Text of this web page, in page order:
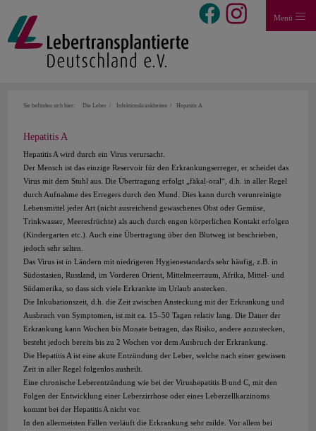
Menü
Sie befinden sich hier: Die Leber Infektionskrankheiten Hepatitis A
Hepatitis A
Hepatitis A wird durch ein Virus verursacht.
Der Mensch ist das einzige Reservoir für den Erkrankungserreger, er scheidet das
Virus mit dem Stuhl aus. Die Übertragung erfolgt „fäkal-oral“, d.h. in aller Regel
durch Aufnahme des Erregers durch den Mund. Dies kann durch verunreinigte
Lebensmittel jeder Art (nicht ausreichend gewaschenes Obst oder Gemüse,
Trinkwasser, Meeresfrüchte) als auch durch engen körperlichen Kontakt erfolgen
(Kindergarten etc.). Auch eine Übertragung über den Blutweg ist beschrieben,
jedoch sehr selten.
Das Virus ist in Ländern mit niedrigeren Hygienestandards sehr häufig, z.B. in
Südostasien, Russland, im Vorderen Orient, Mittelmeerraum, Afrika, Mittel- und
Südamerika, so dass sich viele Erkrankte im Urlaub anstecken.
Die Inkubationszeit, d.h. die Zeit zwischen Ansteckung mit der Erkrankung und
Ausbruch von Symptomen, ist mit ca. 15–50 Tagen relativ lang. Die Dauer der
Erkrankung kann Wochen bis Monate betragen, das Risiko, andere anzustecken,
besteht jedoch bereits bis zu 2 Wochen vor dem Ausbruch der Erkrankung.
Die Hepatitis A ist eine akute Entzündung der Leber, welche nach einer gewissen
Zeit in aller Regel folgenlos ausheilt.
Eine chronische Leberentzündung wie bei der Virushepatitis B und C, mit den
Folgen der Entwicklung einer Leberzirrhose oder eines Leberzellkarzinoms
kommt bei der Hepatitis A nicht vor.
In den allermeisten Fällen verläuft die Erkrankung sehr milde. Vor allem bei